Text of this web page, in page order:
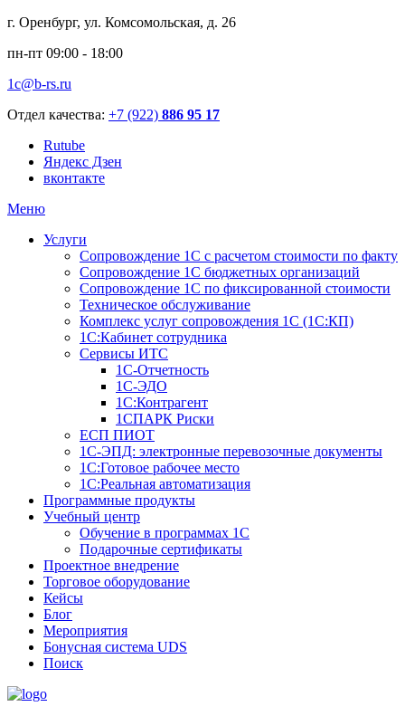
г. Оренбург, ул. Комсомольская, д. 26
пн-пт 09:00 - 18:00
1c@b-rs.ru
Отдел качества: +7 (922) 886 95 17
Rutube
Яндекс Дзен
вконтакте
Меню
Услуги
Сопровождение 1С с расчетом стоимости по факту
Сопровождение 1С бюджетных организаций
Сопровождение 1С по фиксированной стоимости
Техническое обслуживание
Комплекс услуг сопровождения 1С (1С:КП)
1С:Кабинет сотрудника
Сервисы ИТС
1С-Отчетность
1С-ЭДО
1С:Контрагент
1СПАРК Риски
ЕСП ПИОТ
1С-ЭПД: электронные перевозочные документы
1С:Готовое рабочее место
1С:Реальная автоматизация
Программные продукты
Учебный центр
Обучение в программах 1С
Подарочные сертификаты
Проектное внедрение
Торговое оборудование
Кейсы
Блог
Мероприятия
Бонусная система UDS
Поиск